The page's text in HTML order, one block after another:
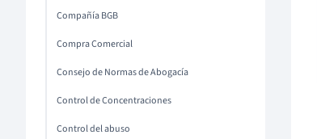
Compañía BGB
Compra Comercial
Consejo de Normas de Abogacía
Control de Concentraciones
Control del abuso